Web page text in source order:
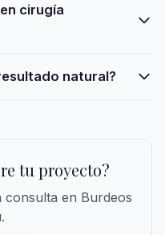
cirugía
natural?
tu proyecto?
en Burdeos